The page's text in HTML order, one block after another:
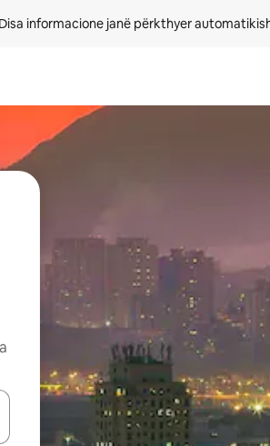
Disa informacione janë përkthyer
e shigjetave lart e poshtë ose eksploro